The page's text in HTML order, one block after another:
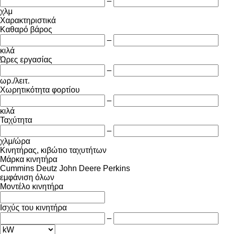
χλμ
Χαρακτηριστικά
Καθαρό βάρος
–
κιλά
Ώρες εργασίας
–
ωρ./λειτ.
Χωρητικότητα φορτίου
–
κιλά
Ταχύτητα
–
χλμ/ώρα
Κινητήρας, κιβώτιο ταχυτήτων
Μάρκα κινητήρα
Cummins Deutz John Deere Perkins
εμφάνιση όλων
Μοντέλο κινητήρα
Ισχύς του κινητήρα
–